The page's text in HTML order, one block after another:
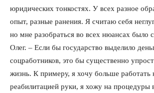
юридических тонкостях. У всех разное
опыт, разные ранения. Я считаю себя
но мне разобраться во всех нюансах было
Олег. – Если бы государство выделило
соцработников, это бы существенно
жизнь. К примеру, я хочу больше работать
реабилитацией руки, я хожу на процедуры